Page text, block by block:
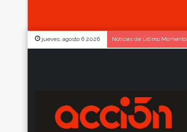
jueves, agosto 6 2026 Noticias de Último Momento